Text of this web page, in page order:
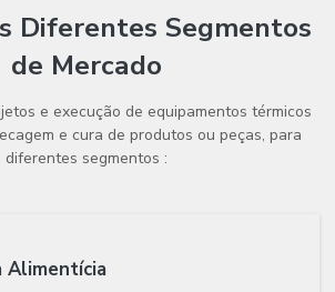
Diferentes Segmentos
de Mercado
e execução de equipamentos térmicos
e cura de produtos ou peças, para
diferentes segmentos :
Alimentícia